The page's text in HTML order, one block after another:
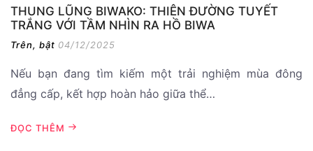
THUNG LŨNG BIWAKO: THIÊN ĐƯỜNG TUYẾT
TRẮNG VỚI TẦM NHÌN RA HỒ BIWA
Trên, bật 04/12/2025
Nếu bạn đang tìm kiếm một trải nghiệm mùa đông
đẳng cấp, kết hợp hoàn hảo giữa thể…
ĐỌC THÊM